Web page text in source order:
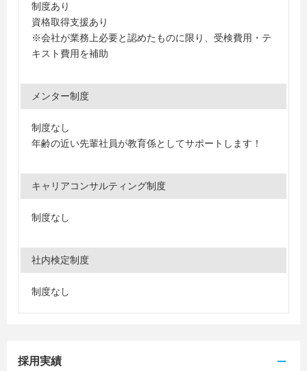
制度あり
資格取得支援あり
※会社が業務上必要と認めたものに限り、受検費用・テ
キスト費用を補助
メンター制度
制度なし
年齢の近い先輩社員が教育係としてサポートします！
キャリアコンサルティング制度
制度なし
社内検定制度
制度なし
採用実績